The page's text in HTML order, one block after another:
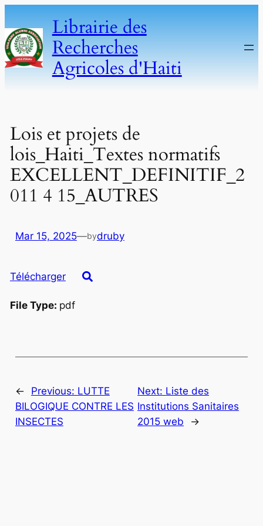
to
content
Librairie des
Recherches
Agricoles d'Haiti
Lois et projets de
lois_Haiti_Textes normatifs
EXCELLENT_DEFINITIF_2
011 4 15_AUTRES
Mar 15, 2025—bydruby
Télécharger
File Type: pdf
← Previous: LUTTE
BILOGIQUE CONTRE LES
INSECTES
Next: Liste des
Institutions Sanitaires
2015 web
→